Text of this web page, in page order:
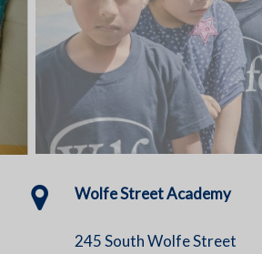
Wolfe Street Academy
245 South Wolfe Street